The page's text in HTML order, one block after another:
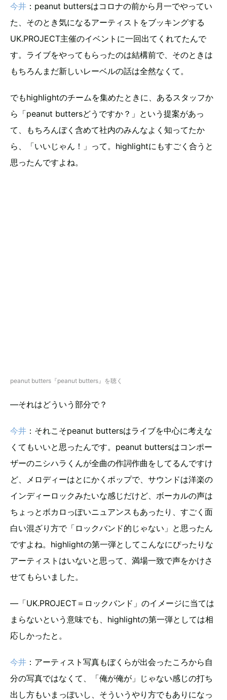
今井 ：peanut buttersはコロナの前から月一でやってい
た、そのとき気になるアーティストをブッキングする
UK.PROJECT主催のイベントに一回出てくれてたんで
す。ライブをやってもらったのは結構前で、そのときは
もちろんまだ新しいレーベルの話は全然なくて。
でもhighlightのチームを集めたときに、あるスタッフか
ら「peanut buttersどうですか？」という提案があっ
て、もちろんぼく含めて社内のみんなよく知ってたか
ら、「いいじゃん！」って。highlightにもすごく合うと
思ったんですよね。
peanut butters『peanut butters』を聴く
―それはどういう部分で？
今井 ：それこそpeanut buttersはライブを中心に考えな
くてもいいと思ったんです。peanut buttersはコンポー
ザーのニシハラくんが全曲の作詞作曲をしてるんですけ
ど、メロディーはとにかくポップで、サウンドは洋楽の
インディーロックみたいな感じだけど、ボーカルの声は
ちょっとボカロっぽいニュアンスもあったり、すごく面
白い混ざり方で「ロックバンド的じゃない」と思ったん
ですよね。highlightの第一弾としてこんなにぴったりな
アーティストはいないと思って、満場一致で声をかけさ
せてもらいました。
―「UK.PROJECT＝ロックバンド」のイメージに当ては
まらないという意味でも、highlightの第一弾としては相
応しかったと。
今井 ：アーティスト写真もぼくらが出会ったころから自
分の写真ではなくて、「俺が俺が」じゃない感じの打ち
出し方もいまっぽいし、そういうやり方でもありになっ